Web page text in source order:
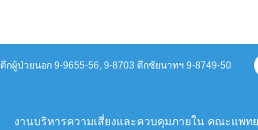
ตึกผู้ป่วยนอก 9-9655-56, 9-8703 ตึกชัยนาทฯ 9-8749-50
งานบริหารความเสี่ยงและควบคุมภายใน คณะแพ